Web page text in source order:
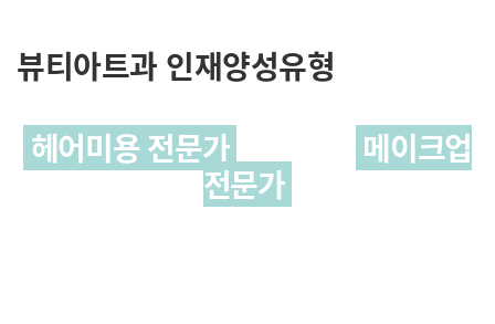
뷰티아트과 인재양성유형
헤어미용 전문가
메이크업
전문가